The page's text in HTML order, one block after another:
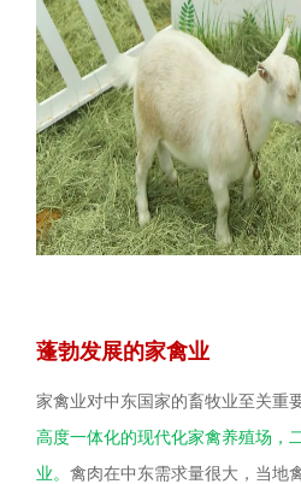
蓬勃发展的家禽业
家禽业对中东国家的畜牧业至关重
高度一体化的现代化家禽养殖场，
业。 禽肉在中东需求量很大，当地